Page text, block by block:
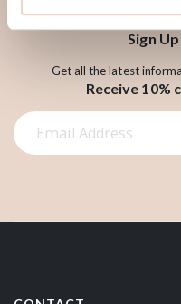
Sign
Get all the latest
Receive 10%
S
i